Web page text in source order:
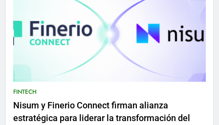
FINTECH
Nisum y Finerio Connect firman alianza
estratégica para liderar la transformación del